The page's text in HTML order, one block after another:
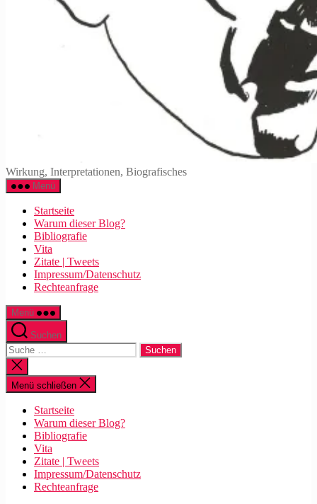
Walter
Mehring
Wirkung, Interpretationen, Biografisches
Menü
Startseite
Warum dieser Blog?
Bibliografie
Vita
Zitate | Tweets
Impressum/Datenschutz
Rechteanfrage
Menü
Suchen
Suche
nach:
Suche
schließen
Menü schließen
Startseite
Warum dieser Blog?
Bibliografie
Vita
Zitate | Tweets
Impressum/Datenschutz
Rechteanfrage